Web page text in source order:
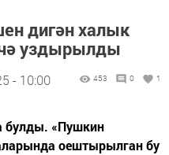
дигән халык
уздырылды
- 10:00 453 0 1
булды. «Пушкин
оештырылган бу